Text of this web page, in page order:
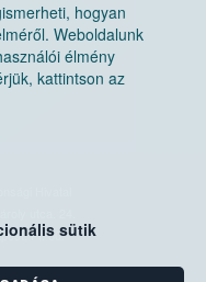
hogyan
Weboldalunk
élmény
kattintson az
sütik
Hivatal
Pf. 30.